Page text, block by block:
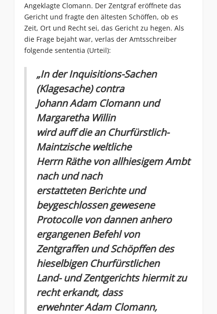
Angeklagte Clomann. Der Zentgraf eröffnete das
Gericht und fragte den ältesten Schöffen, ob es
Zeit, Ort und Recht sei, das Gericht zu hegen. Als
die Frage bejaht war, verlas der Amtsschreiber
folgende sententia (Urteil):
„In der Inquisitions-Sachen
(Klagesache) contra
Johann Adam Clomann und
Margaretha Willin
wird auff die an Churfürstlich-
Maintzische weltliche
Herrn Räthe von allhiesigem Ambt
nach und nach
erstatteten Berichte und
beygeschlossen gewesene
Protocolle von dannen anhero
ergangenen Befehl von
Zentgraffen und Schöpffen des
hieselbigen Churfürstlichen
Land- und Zentgerichts hiermit zu
recht erkandt, dass
erwehnter Adam Clomann,